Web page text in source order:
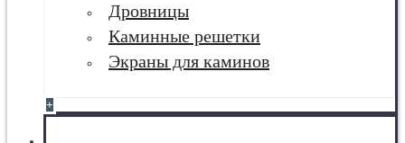
Дровницы
Каминные решетки
Экраны для каминов
+